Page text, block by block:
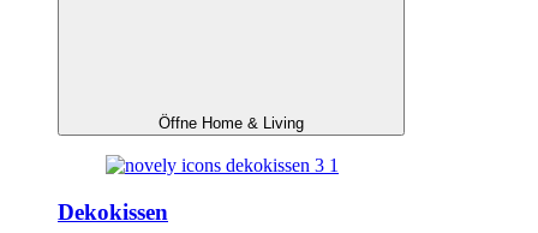
Öffne Home & Living
Dekokissen